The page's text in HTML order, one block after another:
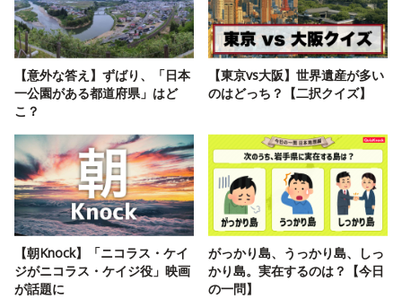
【意外な答え】ずばり、「日本
一公園がある都道府県」はど
こ？
【東京vs大阪】世界遺産が多い
のはどっち？【二択クイズ】
【朝Knock】「ニコラス・ケイ
ジがニコラス・ケイジ役」映画
が話題に
がっかり島、うっかり島、しっ
かり島。実在するのは？【今日
の一問】